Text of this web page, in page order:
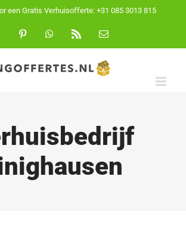
een Gratis Verhuisofferte: +31 085 3013 815
FacebookPinterest WhatsApp
E-